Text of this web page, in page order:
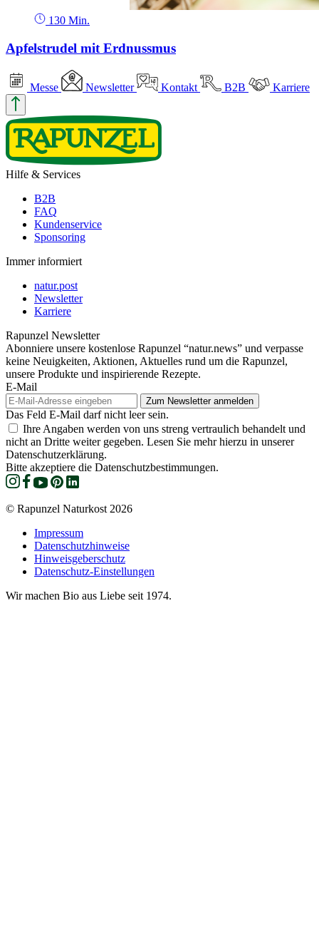
130 Min.
Apfelstrudel mit Erdnussmus
Messe Newsletter Kontakt B2B Karriere
Hilfe & Services
B2B
FAQ
Kundenservice
Sponsoring
Immer informiert
natur.post
Newsletter
Karriere
Rapunzel Newsletter
Abonniere unsere kostenlose Rapunzel “natur.news” und verpasse
keine Neuigkeiten, Aktionen, Aktuelles rund um die Rapunzel,
unsere Produkte und inspirierende Rezepte.
E-Mail
Das Feld E-Mail darf nicht leer sein.
Ihre Angaben werden von uns streng vertraulich behandelt und
nicht an Dritte weiter gegeben. Lesen Sie mehr hierzu in unserer
Datenschutzerklärung.
Bitte akzeptiere die Datenschutzbestimmungen.
© Rapunzel Naturkost 2026
Impressum
Datenschutzhinweise
Hinweisgeberschutz
Datenschutz-Einstellungen
Wir machen Bio aus Liebe seit 1974.